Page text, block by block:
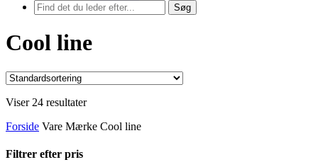
Søg
Cool line
Viser 24 resultater
Forside Vare Mærke Cool line
Filtrer efter pris